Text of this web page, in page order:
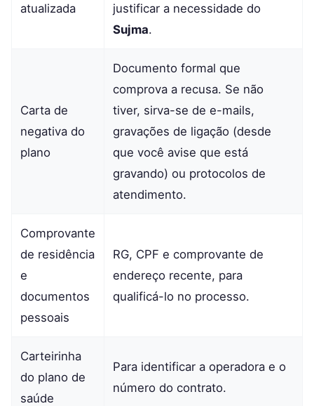
atualizada
justificar a necessidade do
Sujma.
Carta de
negativa do
plano
Documento formal que
comprova a recusa. Se não
tiver, sirva-se de e-mails,
gravações de ligação (desde
que você avise que está
gravando) ou protocolos de
atendimento.
Comprovante
de residência
e
documentos
pessoais
RG, CPF e comprovante de
endereço recente, para
qualificá-lo no processo.
Carteirinha
do plano de
saúde
Para identificar a operadora e o
número do contrato.